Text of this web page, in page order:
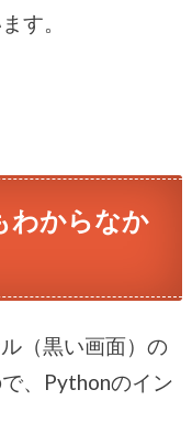
す。
わからなか
（黒い画面）の
、Pythonのイン